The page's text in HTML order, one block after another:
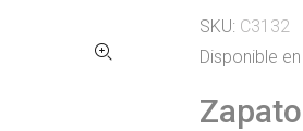
SKU: C3132
Disponible